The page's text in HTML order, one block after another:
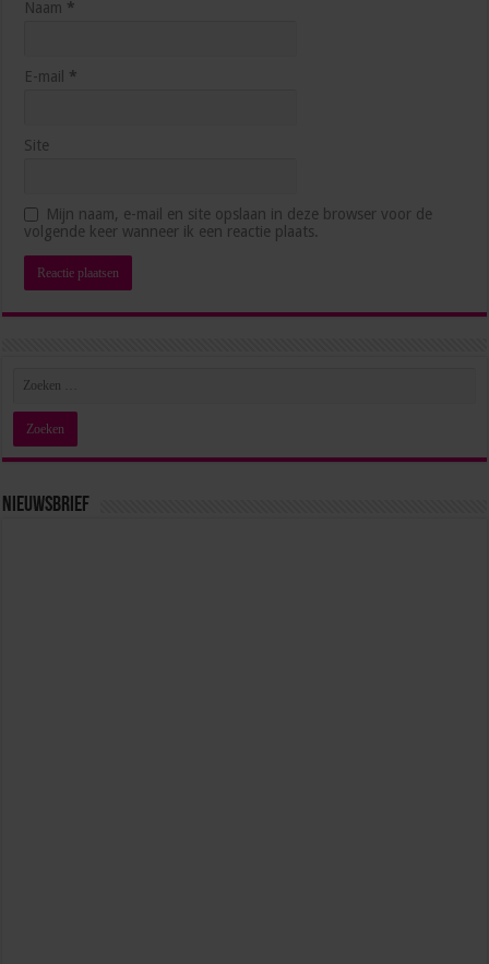
Naam *
E-mail *
Site
Mijn naam, e-mail en site opslaan in deze browser voor de
volgende keer wanneer ik een reactie plaats.
Nieuwsbrief